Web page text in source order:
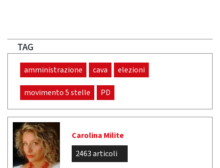
TAG
amministrazione cava elezioni
movimento 5 stelle PD
Carolina Milite
2463 articoli